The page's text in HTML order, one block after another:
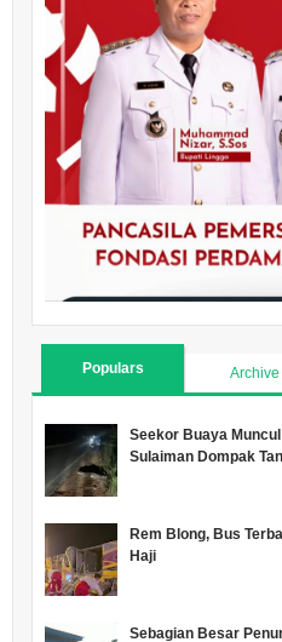
Populars Archive
Seekor Buaya
Sulaiman Dompak
Rem Blong, Bus
Haji
Sebagian Besar